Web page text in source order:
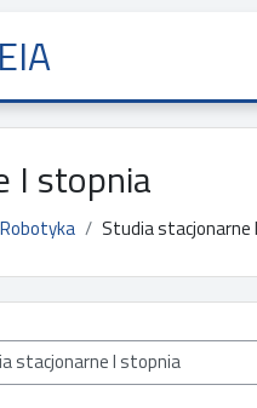
+ f
I stopnia
Studia stacjonarne